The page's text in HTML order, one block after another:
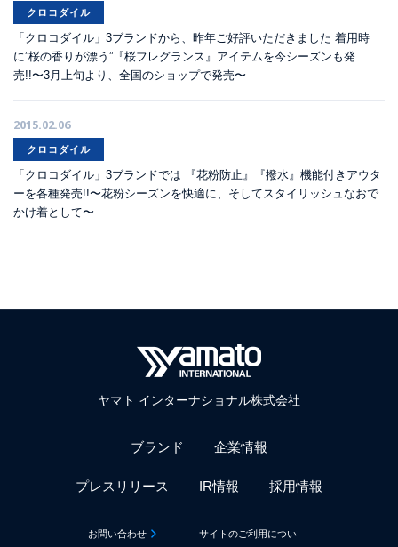
クロコダイル
「クロコダイル」3ブランドから、昨年ご好評いただきました 着用時
に”桜の香りが漂う”『桜フレグランス』アイテムを今シーズンも発
売!!〜3月上旬より、全国のショップで発売〜
2015.02.06
クロコダイル
「クロコダイル」3ブランドでは 『花粉防止』『撥水』機能付きアウタ
ーを各種発売!!〜花粉シーズンを快適に、そしてスタイリッシュなおで
かけ着として〜
ヤマト インターナショナル株式会社
ブランド 企業情報
プレスリリース IR情報 採用情報
お問い合わせ サイトのご利用につい